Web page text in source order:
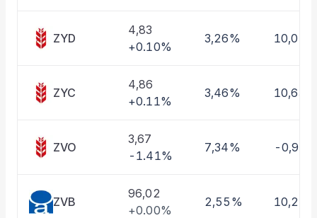
Fiyat Endeks Değişimi
ZYD
4,83
+0.10%
3,26% 10,01%
ZYC
4,86
+0.11%
3,46% 10,63%
ZVO
3,67
-1.41%
7,34% -0,97%
ZVB
96,02
+0.00%
2,55%